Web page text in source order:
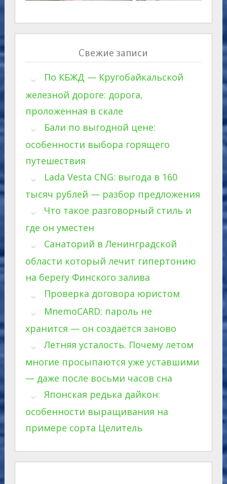
Свежие записи
По КБЖД — Кругобайкальской
железной дороге: дорога,
проложенная в скале
Бали по выгодной цене:
особенности выбора горящего
путешествия
Lada Vesta CNG: выгода в 160
тысяч рублей — разбор предложения
Что такое разговорный стиль и
где он уместен
Санаторий в Ленинградской
области который лечит гипертонию
на берегу Финского залива
Проверка договора юристом
MnemoCARD: пароль не
хранится — он создаётся заново
Летняя усталость. Почему летом
многие просыпаются уже уставшими
— даже после восьми часов сна
Японская редька дайкон:
особенности выращивания на
примере сорта Целитель